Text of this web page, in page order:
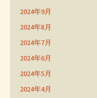
2024年9月
2024年8月
2024年7月
2024年6月
2024年5月
2024年4月